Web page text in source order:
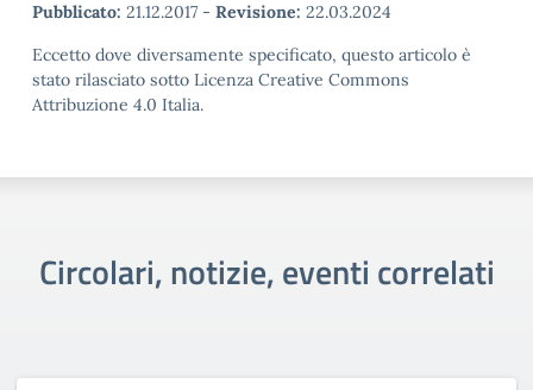
Pubblicato: 21.12.2017 - Revisione: 22.03.2024
Eccetto dove diversamente specificato, questo articolo è
stato rilasciato sotto Licenza Creative Commons
Attribuzione 4.0 Italia.
Circolari, notizie, eventi correlati